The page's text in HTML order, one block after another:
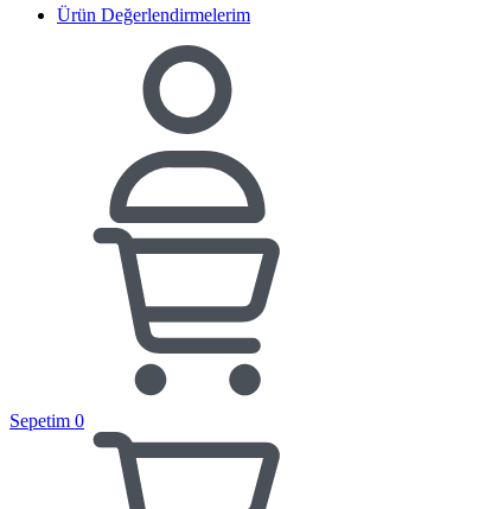
Ürün Değerlendirmelerim
Sepetim 0